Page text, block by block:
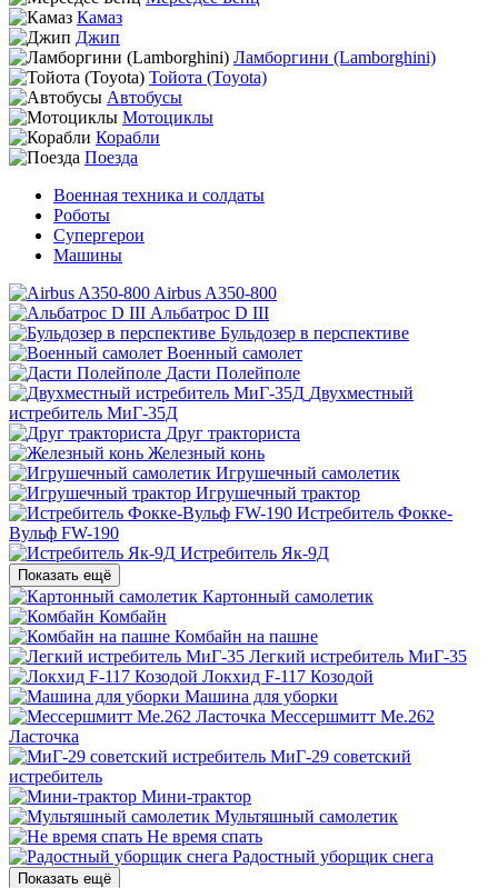
Камаз
Джип
Ламборгини (Lamborghini)
Тойота (Toyota)
Автобусы
Мотоциклы
Корабли
Поезда
Военная техника и солдаты
Роботы
Супергерои
Машины
Airbus A350-800
Альбатрос D III
Бульдозер в перспективе
Военный самолет
Дасти Полейполе
Двухместный
истребитель МиГ-35Д
Друг тракториста
Железный конь
Игрушечный самолетик
Игрушечный трактор
Истребитель Фокке-
Вульф FW-190
Истребитель Як-9Д
Показать ещё
Картонный самолетик
Комбайн
Комбайн на пашне
Легкий истребитель МиГ-35
Локхид F-117 Козодой
Машина для уборки
Мессершмитт Me.262
Ласточка
МиГ-29 советский
истребитель
Мини-трактор
Мультяшный самолетик
Не время спать
Радостный уборщик снега
Показать ещё